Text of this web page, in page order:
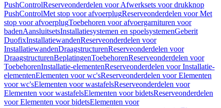
PushControlReserveonderdelen voor Afwerksets voor drukknop
PushControlMet stop voor afvoerplugReserveonderdelen voor Met
stop voor afvoerplugToebehoren voor afvoergarnituren voor
badenAansluitsetsInstallatiesystemen en spoelsystemenGeberit
DuofixInstallatiewandenReserveonderdelen voor
InstallatiewandenDraagstructurenReserveonderdelen voor
DraagstructurenBeplatingenToebehorenReserveonderdelen voor
ToebehorenInstallatie-elementenReserveonderdelen voor Installatie-
elementenElementen voor wc'sReserveonderdelen voor Elementen
voor wc'sElementen voor wastafelsReserveonderdelen voor
Elementen voor wastafelsElementen voor bidetsReserveonderdelen
voor Elementen voor bidetsElementen voor